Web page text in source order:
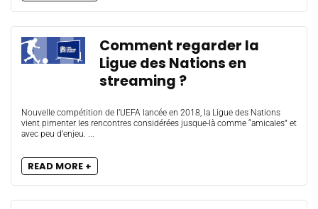
Comment regarder la
Ligue des Nations en
streaming ?
Nouvelle compétition de l’UEFA lancée en 2018, la Ligue des Nations
vient pimenter les rencontres considérées jusque-là comme “amicales” et
avec peu d’enjeu. ...
READ MORE +